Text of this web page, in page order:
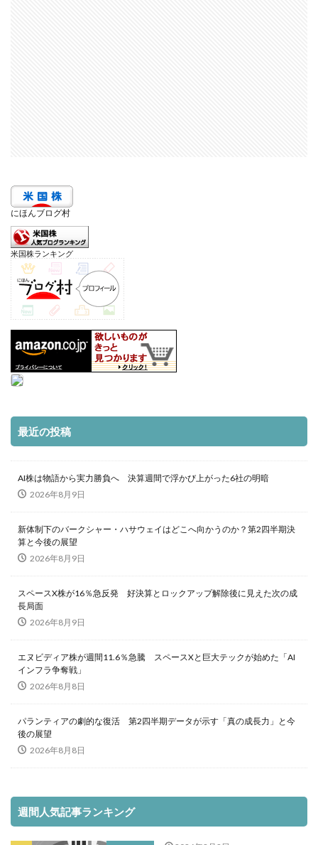
にほんブログ村
米国株ランキング
最近の投稿
AI株は物語から実力勝負へ 決算週間で浮かび上がった6社の明暗
2026年8月9日
新体制下のバークシャー・ハサウェイはどこへ向かうのか？第2四半期決
算と今後の展望
2026年8月9日
スペースX株が16％急反発 好決算とロックアップ解除後に見えた次の成
長局面
2026年8月9日
エヌビディア株が週間11.6％急騰 スペースXと巨大テックが始めた「AI
インフラ争奪戦」
2026年8月8日
パランティアの劇的な復活 第2四半期データが示す「真の成長力」と今
後の展望
2026年8月8日
週間人気記事ランキング